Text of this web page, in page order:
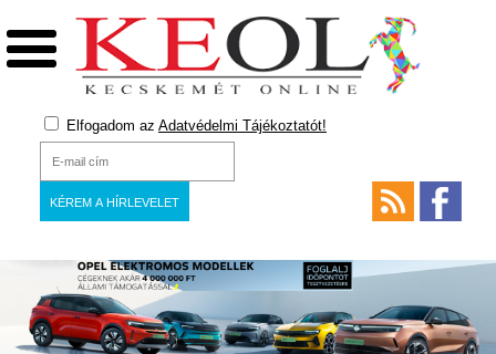
Elfogadom az Adatvédelmi Tájékoztatót!